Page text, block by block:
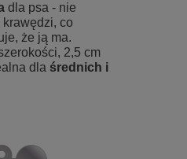
dla psa - nie
co
że ją ma.
2,5 cm
dla średnich i